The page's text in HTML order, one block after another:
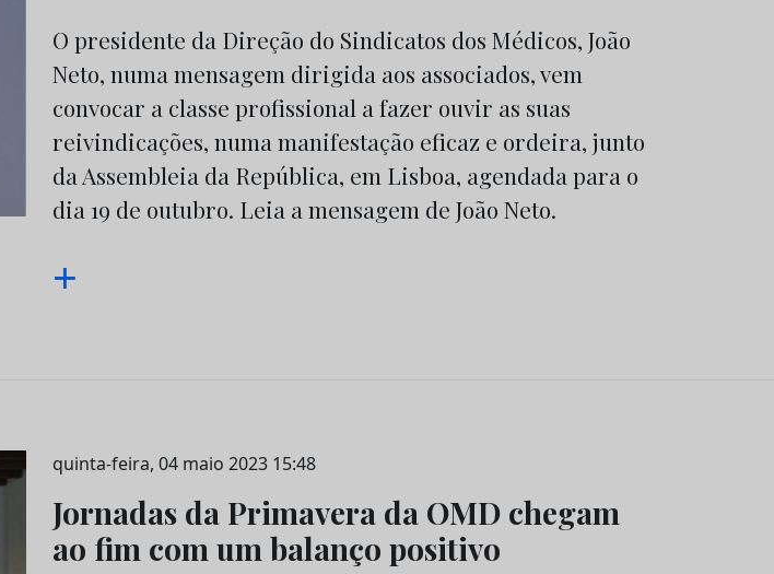
O presidente da Direção do Sindicatos dos Médicos, João
Neto, numa mensagem dirigida aos associados, vem
convocar a classe profissional a fazer ouvir as suas
reivindicações, numa manifestação eficaz e ordeira, junto
da Assembleia da República, em Lisboa, agendada para o
dia 19 de outubro. Leia a mensagem de João Neto.
+
quinta-feira, 04 maio 2023 15:48
Jornadas da Primavera da OMD chegam
ao fim com um balanço positivo